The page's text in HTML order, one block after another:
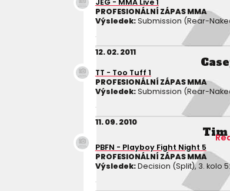
JEG - MMA Live 1
PROFESIONÁLNÍ ZÁPAS MMA
Výsledek:Submission (Rear-
12. 02. 2011
TT - Too Tuff 1
PROFESIONÁLNÍ ZÁPAS MMA
Výsledek:Submission (Rear-Naked
11. 09. 2010
Tim
PBFN - Playboy Fight Night 5
PROFESIONÁLNÍ ZÁPAS MMA
Výsledek:Decision (Split), 3. kolo